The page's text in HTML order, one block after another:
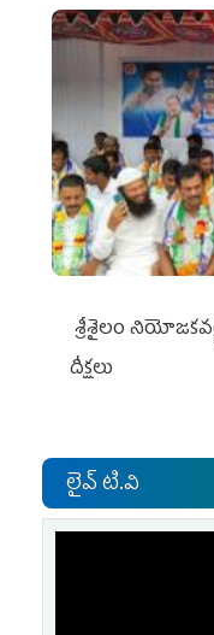
శ్రీశైలం
దీక్షలు
లైవ్ టి.వి